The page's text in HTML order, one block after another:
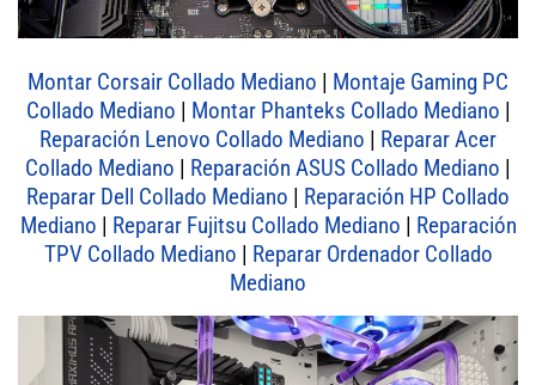
Montar Corsair Collado Mediano | Montaje Gaming PC
Collado Mediano | Montar Phanteks Collado Mediano |
Reparación Lenovo Collado Mediano | Reparar Acer
Collado Mediano | Reparación ASUS Collado Mediano |
Reparar Dell Collado Mediano | Reparación HP Collado
Mediano | Reparar Fujitsu Collado Mediano | Reparación
TPV Collado Mediano | Reparar Ordenador Collado
Mediano